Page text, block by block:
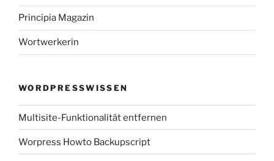
Principia Magazin
Wortwerkerin
WORDPRESSWISSEN
Multisite-Funktionalität entfernen
Worpress Howto Backupscript